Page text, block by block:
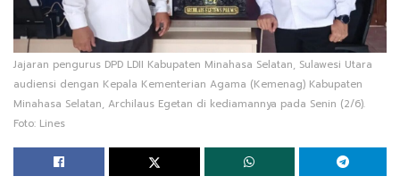
Jajaran pengurus DPD LDII Kabupaten Minahasa Selatan, Sulawesi Utara
audiensi dengan Kepala Kementerian Agama (Kemenag) Kabupaten
Minahasa Selatan, Archilaus Egetan di kediamannya pada Senin (2/6).
Foto: Lines